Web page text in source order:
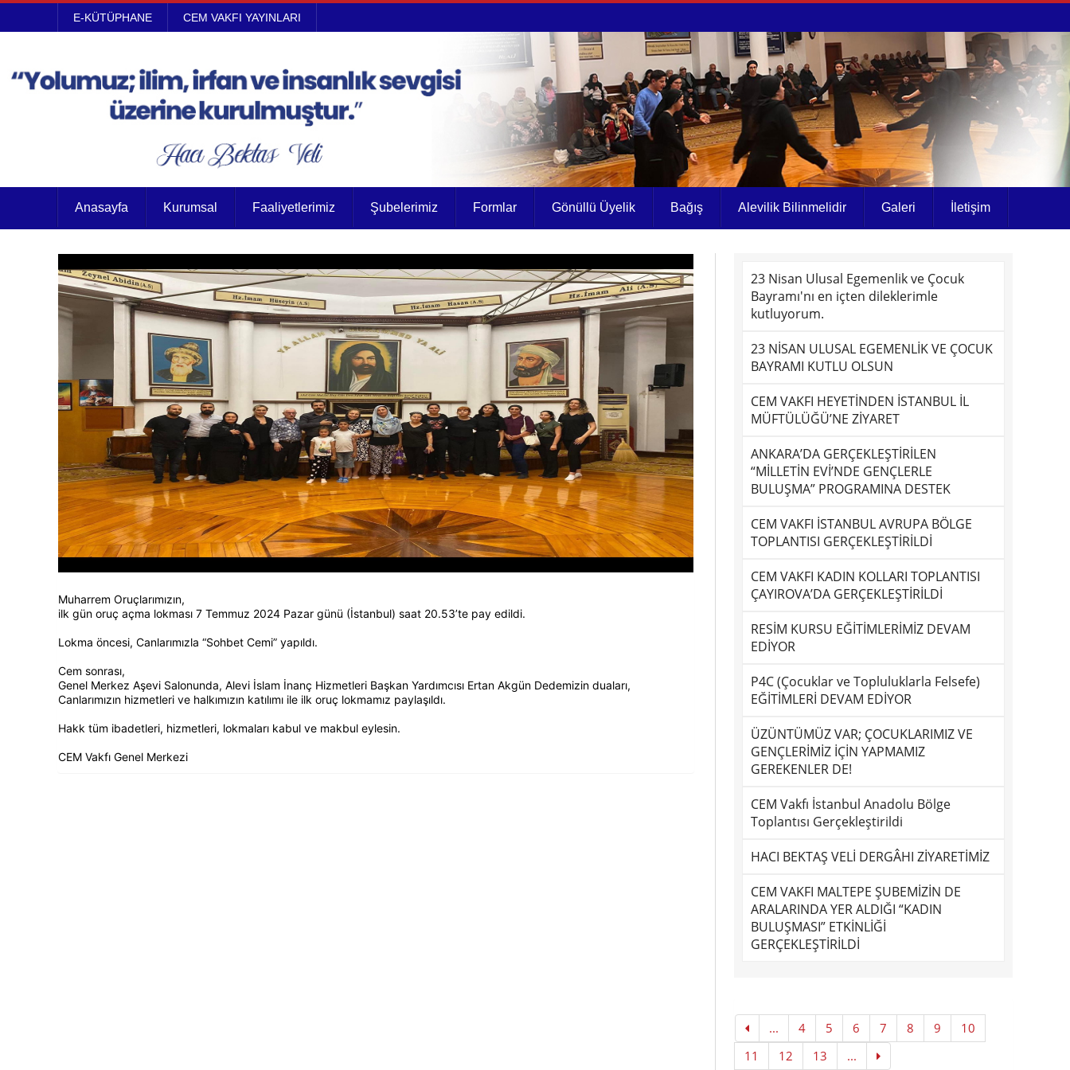
E-KÜTÜPHANE CEM VAKFI YAYINLARI
Anasayfa Kurumsal Faaliyetlerimiz Şubelerimiz Formlar Gönüllü Üyelik Bağış Alevilik Bilinmelidir Galeri İletişim
Muharrem Oruçlarımızın,
ilk gün oruç açma lokması 7 Temmuz 2024 Pazar günü (İstanbul) saat 20.53’te pay edildi.
Lokma öncesi, Canlarımızla “Sohbet Cemi” yapıldı.
Cem sonrası,
Genel Merkez Aşevi Salonunda, Alevi İslam İnanç Hizmetleri Başkan Yardımcısı Ertan Akgün Dedemizin duaları,
Canlarımızın hizmetleri ve halkımızın katılımı ile ilk oruç lokmamız paylaşıldı.
Hakk tüm ibadetleri, hizmetleri, lokmaları kabul ve makbul eylesin.
CEM Vakfı Genel Merkezi
23 Nisan Ulusal Egemenlik ve Çocuk
Bayramı'nı en içten dileklerimle
kutluyorum.
23 NİSAN ULUSAL EGEMENLİK VE ÇOCUK
BAYRAMI KUTLU OLSUN
CEM VAKFI HEYETİNDEN İSTANBUL İL
MÜFTÜLÜĞÜ’NE ZİYARET
ANKARA’DA GERÇEKLEŞTİRİLEN
“MİLLETİN EVİ’NDE GENÇLERLE
BULUŞMA” PROGRAMINA DESTEK
CEM VAKFI İSTANBUL AVRUPA BÖLGE
TOPLANTISI GERÇEKLEŞTİRİLDİ
CEM VAKFI KADIN KOLLARI TOPLANTISI
ÇAYIROVA’DA GERÇEKLEŞTİRİLDİ
RESİM KURSU EĞİTİMLERİMİZ DEVAM
EDİYOR
P4C (Çocuklar ve Topluluklarla Felsefe)
EĞİTİMLERİ DEVAM EDİYOR
ÜZÜNTÜMÜZ VAR; ÇOCUKLARIMIZ VE
GENÇLERİMİZ İÇİN YAPMAMIZ
GEREKENLER DE!
CEM Vakfı İstanbul Anadolu Bölge
Toplantısı Gerçekleştirildi
HACI BEKTAŞ VELİ DERGÂHI ZİYARETİMİZ
CEM VAKFI MALTEPE ŞUBEMİZİN DE
ARALARINDA YER ALDIĞI “KADIN
BULUŞMASI” ETKİNLİĞİ
GERÇEKLEŞTİRİLDİ
... 4 5 6 7 8 9
10
11
12 13 ...